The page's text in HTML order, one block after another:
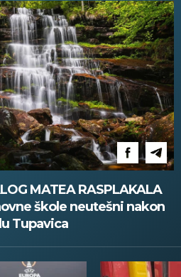
MATEA RASPLAKALA
škole neutešni nakon
Tupavica